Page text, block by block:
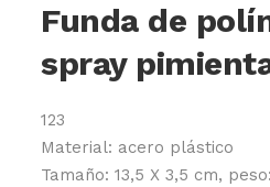
Funda de
spray
123
Material: acero plástico
Tamaño: 13,5 X 3,5 cm,